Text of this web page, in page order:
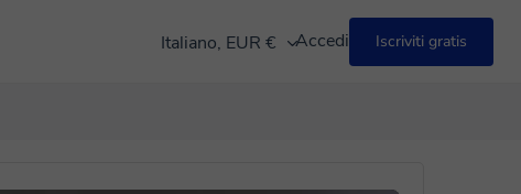
Italiano, EUR € Accedi Iscriviti gratis